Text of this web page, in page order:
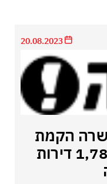
הקמת
שכונה חדשה עם 1,780 דירות